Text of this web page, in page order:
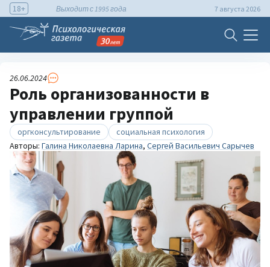
18+ Выходит с 1995 года 7 августа 2026
26.06.2024
Роль организованности в
управлении группой
оргконсультирование
социальная психология
Авторы: Галина Николаевна Ларина, Сергей Васильевич Сарычев